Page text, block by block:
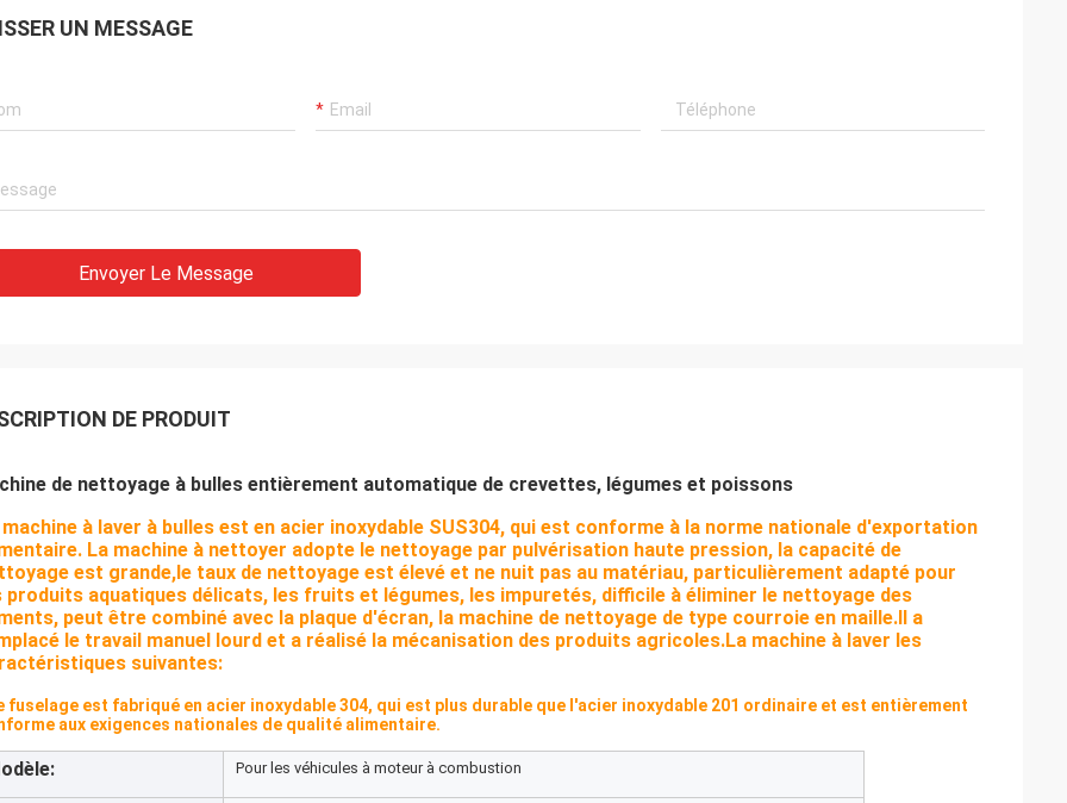
UN MESSAGE
Envoyer Le Message
DE PRODUIT
de nettoyage à bulles entièrement automatique de crevettes, légumes et poissons
machine à laver à bulles est en acier inoxydable SUS304, qui est conforme à la norme nationale d'exportation
La machine à nettoyer adopte le nettoyage par pulvérisation haute pression, la capacité de
est grande,le taux de nettoyage est élevé et ne nuit pas au matériau, particulièrement adapté pour
produits aquatiques délicats, les fruits et légumes, les impuretés, difficile à éliminer le nettoyage des
peut être combiné avec la plaque d'écran, la machine de nettoyage de type courroie en maille.Il a
le travail manuel lourd et a réalisé la mécanisation des produits agricoles.La machine à laver les
suivantes:
fuselage est fabriqué en acier inoxydable 304, qui est plus durable que l'acier inoxydable 201 ordinaire et est entièrement
aux exigences nationales de qualité alimentaire.
Pour les véhicules à moteur à combustion